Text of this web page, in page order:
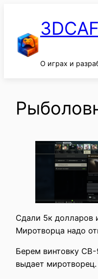
содержимому
О играх и
Сдали 5к долларов
Миротворца надо
Берем винтовку
выдает миротворец.